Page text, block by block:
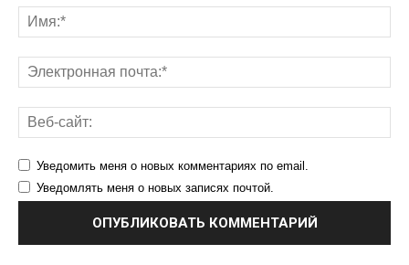
Уведомить меня о новых комментариях по email.
Уведомлять меня о новых записях почтой.